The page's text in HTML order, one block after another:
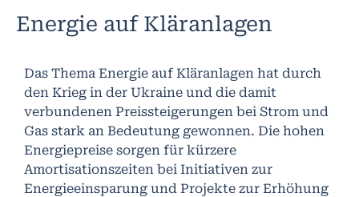
Energie auf Kläranlagen
Das Thema Energie auf Kläranlagen hat durch
den Krieg in der Ukraine und die damit
verbundenen Preissteigerungen bei Strom und
Gas stark an Bedeutung gewonnen. Die hohen
Energiepreise sorgen für kürzere
Amortisationszeiten bei Initiativen zur
Energieeinsparung und Projekte zur Erhöhung